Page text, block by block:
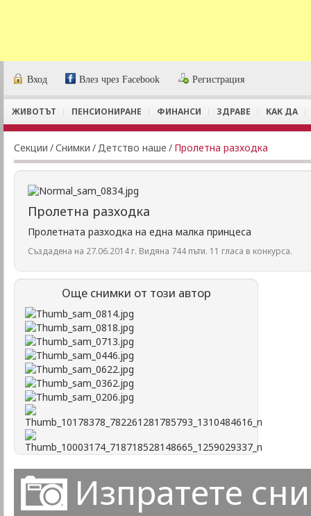
Вход Влез чрез Facebook Регистрация
ЖИВОТЪТ ПЕНСИОНИРАНЕ ФИНАНСИ ЗДРАВЕ КАК ДА
Секции /Снимки /Детство наше / Пролетна разходка
Пролетна разходка
Пролетната разходка на една малка принцеса
Създадена на 27.06.2014 г. Видяна 744 пъти. 11 гласа в конкурса.
Още снимки от този автор
Изпратете